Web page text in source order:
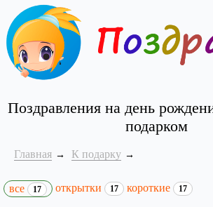
Поздравления на день
подарком
Главная К подарку
все 17 открытки 17 короткие 17